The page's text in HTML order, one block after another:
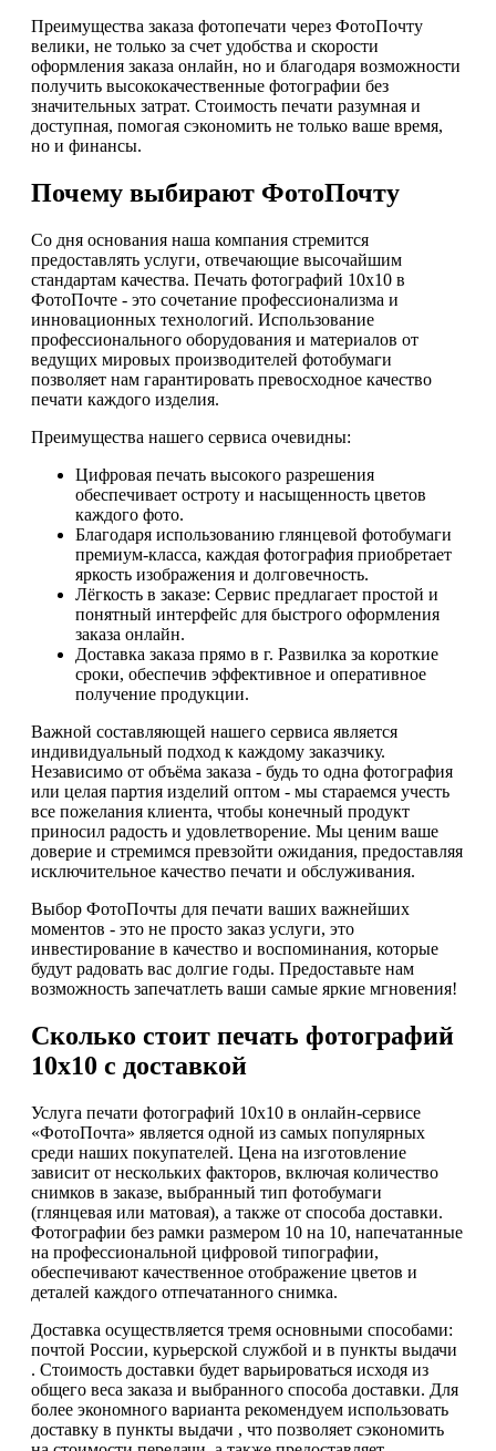
Преимущества заказа фотопечати через ФотоПочту
велики, не только за счет удобства и скорости
оформления заказа онлайн, но и благодаря возможности
получить высококачественные фотографии без
значительных затрат. Стоимость печати разумная и
доступная, помогая сэкономить не только ваше время,
но и финансы.
Почему выбирают ФотоПочту
Со дня основания наша компания стремится
предоставлять услуги, отвечающие высочайшим
стандартам качества. Печать фотографий 10х10 в
ФотоПочте - это сочетание профессионализма и
инновационных технологий. Использование
профессионального оборудования и материалов от
ведущих мировых производителей фотобумаги
позволяет нам гарантировать превосходное качество
печати каждого изделия.
Преимущества нашего сервиса очевидны:
Цифровая печать высокого разрешения
обеспечивает остроту и насыщенность цветов
каждого фото.
Благодаря использованию глянцевой фотобумаги
премиум-класса, каждая фотография приобретает
яркость изображения и долговечность.
Лёгкость в заказе: Сервис предлагает простой и
понятный интерфейс для быстрого оформления
заказа онлайн.
Доставка заказа прямо в г. Развилка за короткие
сроки, обеспечив эффективное и оперативное
получение продукции.
Важной составляющей нашего сервиса является
индивидуальный подход к каждому заказчику.
Независимо от объёма заказа - будь то одна фотография
или целая партия изделий оптом - мы стараемся учесть
все пожелания клиента, чтобы конечный продукт
приносил радость и удовлетворение. Мы ценим ваше
доверие и стремимся превзойти ожидания, предоставляя
исключительное качество печати и обслуживания.
Выбор ФотоПочты для печати ваших важнейших
моментов - это не просто заказ услуги, это
инвестирование в качество и воспоминания, которые
будут радовать вас долгие годы. Предоставьте нам
возможность запечатлеть ваши самые яркие мгновения!
Сколько стоит печать фотографий
10х10 с доставкой
Услуга печати фотографий 10х10 в онлайн-сервисе
«ФотоПочта» является одной из самых популярных
среди наших покупателей. Цена на изготовление
зависит от нескольких факторов, включая количество
снимков в заказе, выбранный тип фотобумаги
(глянцевая или матовая), а также от способа доставки.
Фотографии без рамки размером 10 на 10, напечатанные
на профессиональной цифровой типографии,
обеспечивают качественное отображение цветов и
деталей каждого отпечатанного снимка.
Доставка осуществляется тремя основными способами:
почтой России, курьерской службой и в пункты выдачи
. Стоимость доставки будет варьироваться исходя из
общего веса заказа и выбранного способа доставки. Для
более экономного варианта рекомендуем использовать
доставку в пункты выдачи , что позволяет сэкономить